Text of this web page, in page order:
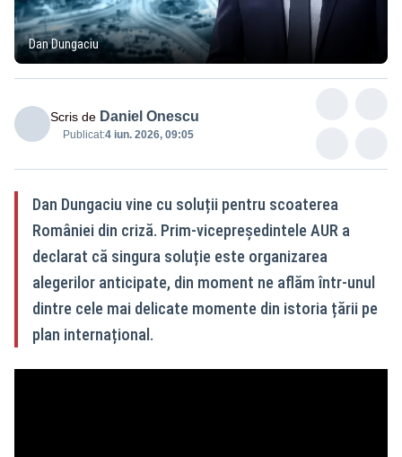
Dan Dungaciu
Scris de Daniel Onescu
Publicat:4 iun. 2026, 09:05
Dan Dungaciu vine cu soluții pentru scoaterea
României din criză. Prim-vicepreședintele AUR a
declarat că singura soluție este organizarea
alegerilor anticipate, din moment ne aflăm într-unul
dintre cele mai delicate momente din istoria țării pe
plan internațional.